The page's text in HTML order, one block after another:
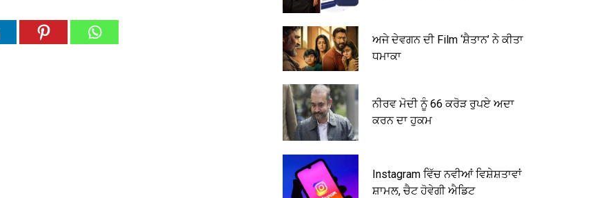
ਅਜੇ ਦੇਵਗਨ ਦੀ Film ‘ਸ਼ੈਤਾਨ’ ਨੇ ਕੀਤਾ
ਧਮਾਕਾ
ਨੀਰਵ ਮੋਦੀ ਨੂੰ 66 ਕਰੋੜ ਰੁਪਏ ਅਦਾ
ਕਰਨ ਦਾ ਹੁਕਮ
Instagram ਵਿੱਚ ਨਵੀਆਂ ਵਿਸ਼ੇਸ਼ਤਾਵਾਂ
ਸ਼ਾਮਲ, ਚੈਟ ਹੋਵੇਗੀ ਐਡਿਟ